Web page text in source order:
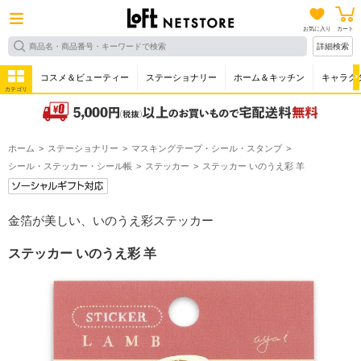
お気に入り カート
詳細検索
カテゴリ
コスメ＆ビューティー ステーショナリー ホーム＆キッチン キャラク
ホーム ステーショナリー
マスキングテープ・シール・スタンプ
シール・ステッカー・シール帳
ステッカー ステッカー いのうえ彩 羊
金箔が美しい、いのうえ彩ステッカー
ステッカー いのうえ彩 羊